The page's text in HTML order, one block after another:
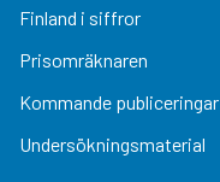
Finland i siffror
Prisomräknaren
Kommande publiceringar
Undersökningsmaterial